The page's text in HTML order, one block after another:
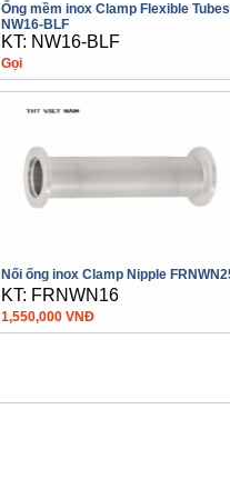
Ống mềm inox Clamp Flexible Tubes
NW16-BLF
KT: NW16-BLF
Gọi
Nối ống inox Clamp Nipple
KT: FRNWN16
1,550,000 VNĐ